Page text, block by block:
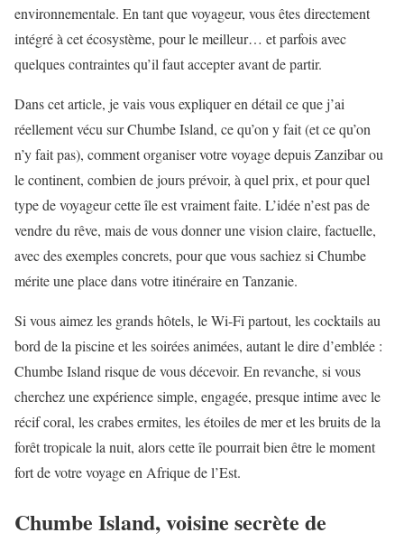
environnementale. En tant que voyageur, vous êtes directement
intégré à cet écosystème, pour le meilleur… et parfois avec
quelques contraintes qu’il faut accepter avant de partir.
Dans cet article, je vais vous expliquer en détail ce que j’ai
réellement vécu sur Chumbe Island, ce qu’on y fait (et ce qu’on
n’y fait pas), comment organiser votre voyage depuis Zanzibar ou
le continent, combien de jours prévoir, à quel prix, et pour quel
type de voyageur cette île est vraiment faite. L’idée n’est pas de
vendre du rêve, mais de vous donner une vision claire, factuelle,
avec des exemples concrets, pour que vous sachiez si Chumbe
mérite une place dans votre itinéraire en Tanzanie.
Si vous aimez les grands hôtels, le Wi-Fi partout, les cocktails au
bord de la piscine et les soirées animées, autant le dire d’emblée :
Chumbe Island risque de vous décevoir. En revanche, si vous
cherchez une expérience simple, engagée, presque intime avec le
récif coral, les crabes ermites, les étoiles de mer et les bruits de la
forêt tropicale la nuit, alors cette île pourrait bien être le moment
fort de votre voyage en Afrique de l’Est.
Chumbe Island, voisine secrète de